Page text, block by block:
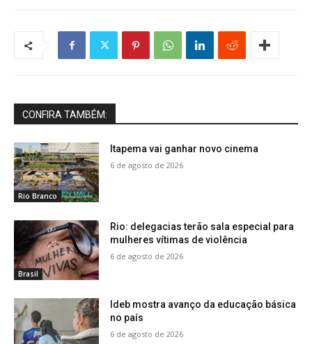
CONFIRA TAMBÉM:
Rio Branco
Itapema vai ganhar novo cinema
6 de agosto de 2026
Brasil
Rio: delegacias terão sala especial para
mulheres vítimas de violência
6 de agosto de 2026
Ideb mostra avanço da educação básica
no país
6 de agosto de 2026